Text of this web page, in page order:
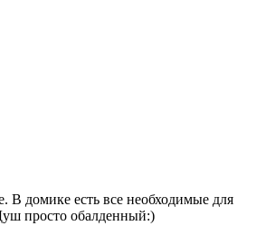
В домике есть все необходимые для
просто обалденный:)